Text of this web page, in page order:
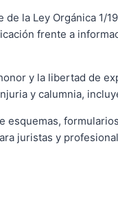
la Ley Orgánica
frente a
y la libertad de
y calumnia,
esquemas,
juristas y